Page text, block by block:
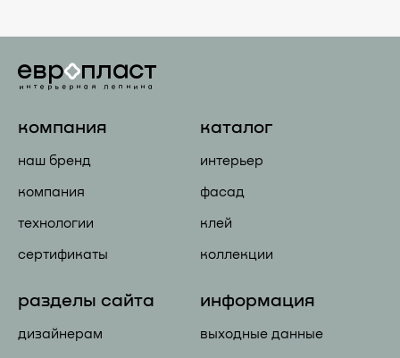
компания
наш бренд
компания
технологии
сертификаты
каталог
интерьер
фасад
клей
коллекции
разделы сайта
дизайнерам
информация
выходные данные